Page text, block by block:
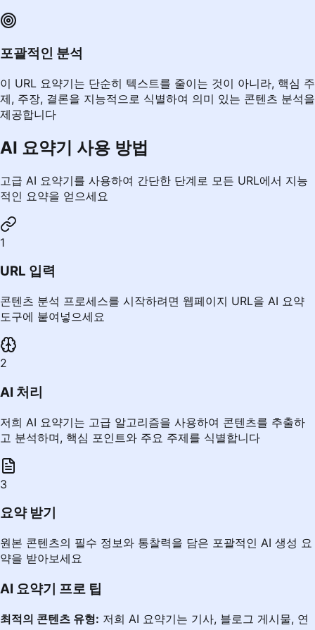
포괄적인 분석
이 URL 요약기는 단순히 텍스트를 줄이는 것이 아니라, 핵심 주
제, 주장, 결론을 지능적으로 식별하여 의미 있는 콘텐츠 분석을
제공합니다
AI 요약기 사용 방법
고급 AI 요약기를 사용하여 간단한 단계로 모든 URL에서 지능
적인 요약을 얻으세요
1
URL 입력
콘텐츠 분석 프로세스를 시작하려면 웹페이지 URL을 AI 요약
도구에 붙여넣으세요
2
AI 처리
저희 AI 요약기는 고급 알고리즘을 사용하여 콘텐츠를 추출하
고 분석하며, 핵심 포인트와 주요 주제를 식별합니다
3
요약 받기
원본 콘텐츠의 필수 정보와 통찰력을 담은 포괄적인 AI 생성 요
약을 받아보세요
AI 요약기 프로 팁
최적의 콘텐츠 유형: 저희 AI 요약기는 기사, 블로그 게시물, 연